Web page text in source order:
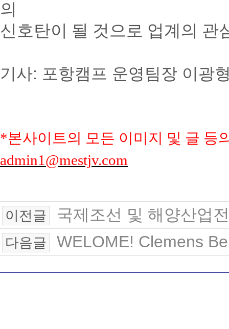
의
신호탄이 될 것으로 업계의 관
기사: 포항캠프 운영팀장 이광
*본사이트의 모든 이미지 및 글 등
admin1@mestjv.com
이전글 국제조선 및 해양산업
다음글 WELOME! Clemens